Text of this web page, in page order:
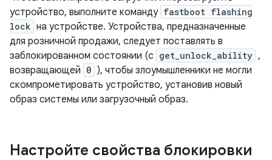
устройство, выполните команду fastboot flashing
lock на устройстве. Устройства, предназначенные
для розничной продажи, следует поставлять в
заблокированном состоянии (с get_unlock_ability ,
возвращающей 0 ), чтобы злоумышленники не могли
скомпрометировать устройство, установив новый
образ системы или загрузочный образ.
Настройте свойства блокировки